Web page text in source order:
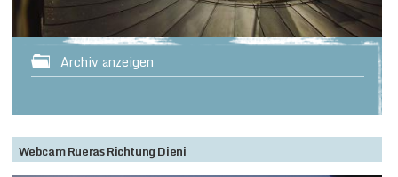
Archiv anzeigen
Webcam Rueras Richtung Dieni